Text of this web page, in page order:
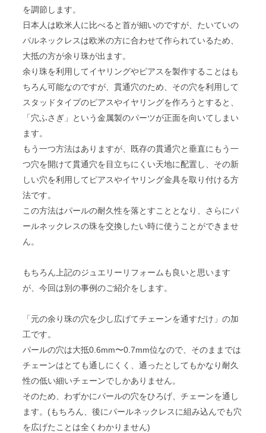
を調節します。
日本人は欧米人に比べると首が細いのですが、たいていの
パルネックレスは欧米の方に合わせて作られているため、
大抵の方が余り珠が出ます。
余り珠を利用してイヤリングやピアスを製作することはも
ちろん可能なのですが、貫通穴のため、その穴を利用して
スタッドタイプのピアスやイヤリングを作ろうとすると、
「穴ふさぎ」という金属製のパーツが正面を向いてしまい
ます。
もう一つ方法はありますが、既存の貫通穴と垂直にもう一
つ穴を開けて貫通穴を目立ちにくい天地に配置し、その新
しい穴を利用してピアスやイヤリング金具を取り付ける方
法です。
この方法はパールの耐久性を落とすこととなり、さらにパ
ールネックレスの珠を交換したい時に使うことができませ
ん。
もちろん上記のジュエリーリフォームも良いと思います
が、今回は別の事例のご紹介をします。
「元の余り珠の穴を少し広げてチェーンを通すだけ」の加
工です。
パールの穴は大抵0.6mm〜0.7mm位なので、そのままでは
チェーンはとても通しにくく、通ったとしてもかなり耐久
性の低い細いチェーンでしかありません。
そのため、わずかにパールの穴をひろげ、チェーンを通し
ます。(もちろん、後にパールネックレスに組み込んでも穴
を広げたことは全くわかりません)